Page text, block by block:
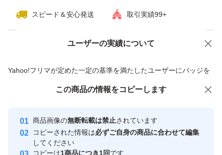
スピード＆安心発送 取引実績99+
ユーザーの実績について
Yahoo!フリマが定めた一定の基準を満たしたユーザーにバッジを
付与しています
安心取引出品者
心・安全なユーザーです
取引実績
価格の相談 商品への質問
この商品の情報をコピーします
商品画像の無断転載は禁止されています
コピーされた情報は必ずご自身の商品に合わせて編集
してください
コピーは1商品につき1回です
この商品をみている人にオススメ